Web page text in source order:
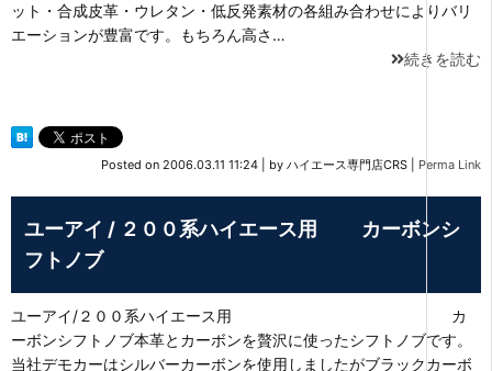
ット・合成皮革・ウレタン・低反発素材の各組み合わせによりバリ
エーションが豊富です。もちろん高さ…
続きを読む
Posted on 2006.03.11 11:24 by ハイエース専門店CRS Perma Link
ユーアイ / ２００系ハイエース用 カーボンシ
フトノブ
ユーアイ/２００系ハイエース用 カ
ーボンシフトノブ本革とカーボンを贅沢に使ったシフトノブです。
当社デモカーはシルバーカーボンを使用しましたがブラックカーボ